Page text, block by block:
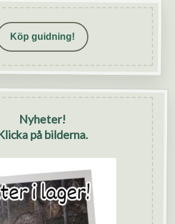
Köp guidning!
Nyheter!
på bilderna.